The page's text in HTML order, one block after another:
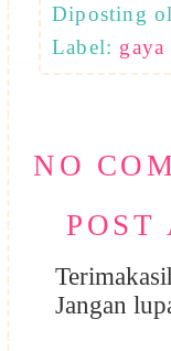
Diposting
Label:
NO
POST
Jangan